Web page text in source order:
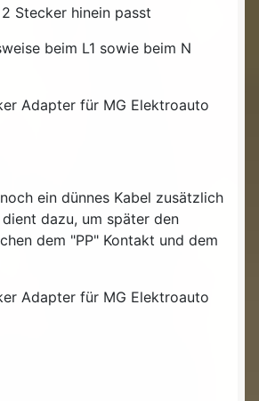
Stecker hinein passt
beim L1 sowie beim N
ein dünnes Kabel zusätzlich
dazu, um später den
dem "PP" Kontakt und dem